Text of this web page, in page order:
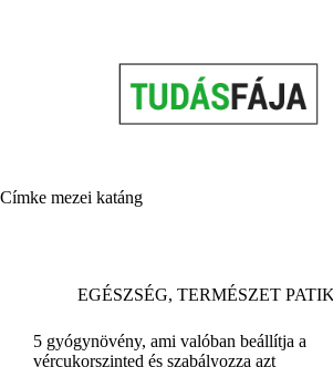
Címke mezei katáng
EGÉSZSÉG, TERMÉSZET
5 gyógynövény, ami valóban beállítja a
vércukorszinted és szabályozza azt